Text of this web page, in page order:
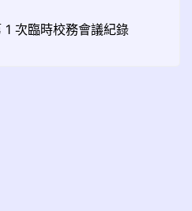
次臨時校務會議紀錄